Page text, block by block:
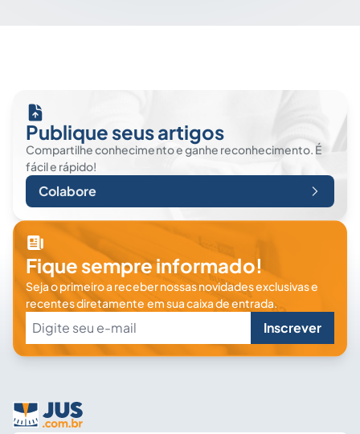
Publique seus artigos
Compartilhe conhecimento e ganhe reconhecimento. É
fácil e rápido!
Colabore
Fique sempre informado!
Seja o primeiro a receber nossas novidades exclusivas e
recentes diretamente em sua caixa de entrada.
Inscrever